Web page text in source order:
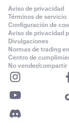
Aviso de privacidad
Términos de servicio
Configuración de
Aviso de privacidad
Divulgaciones
Normas de trading
Centro de
No vender/compartir